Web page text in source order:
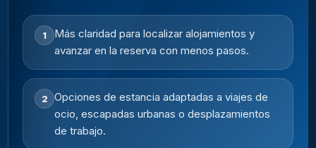
1
Más claridad para localizar alojamientos y
avanzar en la reserva con menos pasos.
2
Opciones de estancia adaptadas a viajes de
ocio, escapadas urbanas o desplazamientos
de trabajo.